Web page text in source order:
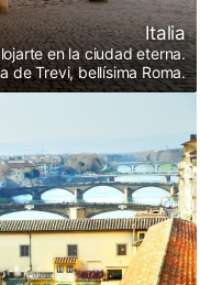
Italia
en la ciudad eterna.
de Trevi, bellísima Roma.